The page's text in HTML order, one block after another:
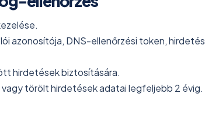
azonosítója, DNS-ellenőrzési token, hirdetés
hirdetések biztosítására.
törölt hirdetések adatai legfeljebb 2 évig.